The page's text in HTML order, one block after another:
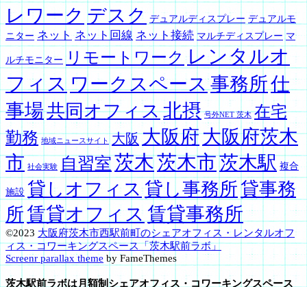
レワーク デスク デュアルディスプレー デュアルモ
ニター ネット ネット回線 ネット接続 マルチディスプレー マ
ルチモニター リモートワーク レンタルオ
フィスワークスペース事務所仕
事場共同オフィス北摂 号外NET 茨木 在宅
勤務 地域ニュースサイト 大阪大阪府大阪府茨木
市 社会実験 自習室茨木茨木市茨木駅 複合
施設 貸しオフィス 貸し事務所貸事務
所賃貸オフィス 賃貸事務所
©2023 大阪府茨木市西駅前町のシェアオフィス・レンタルオフ
ィス・コワーキングスペース「茨木駅前ラボ」
Screenr parallax theme by FameThemes
茨木駅前ラボは月額制シェアオフィス・コワーキングスペース